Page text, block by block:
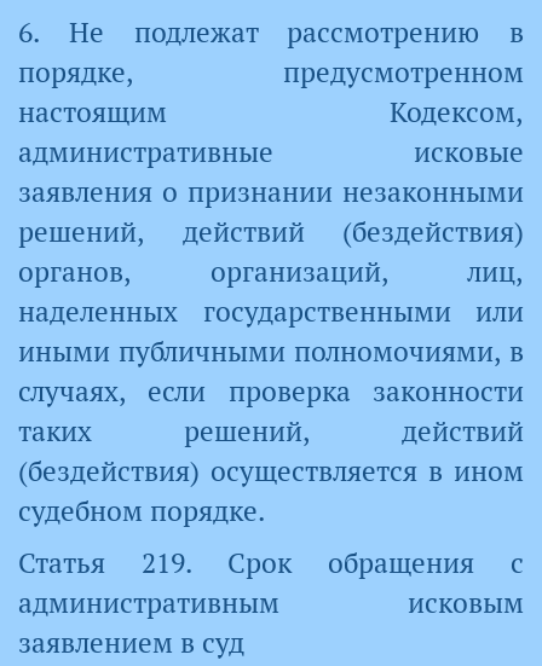
6. Не подлежат рассмотрению в
порядке, предусмотренном
настоящим Кодексом,
административные исковые
заявления о признании незаконными
решений, действий (бездействия)
органов, организаций, лиц,
наделенных государственными или
иными публичными полномочиями, в
случаях, если проверка законности
таких решений, действий
(бездействия) осуществляется в ином
судебном порядке.
Статья 219. Срок обращения с
административным исковым
заявлением в суд